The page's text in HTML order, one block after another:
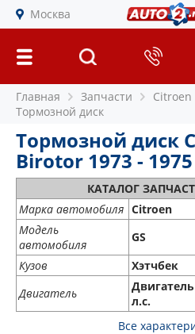
Москва
Главная Запчасти Citroen
Тормозной диск
Тормозной диск
Birotor 1973 - 1975
КАТАЛОГ
Марка автомобиля Citroen
Модель
автомобиля
GS
Кузов
Хэтчбек
Двигатель
л.с.
Все